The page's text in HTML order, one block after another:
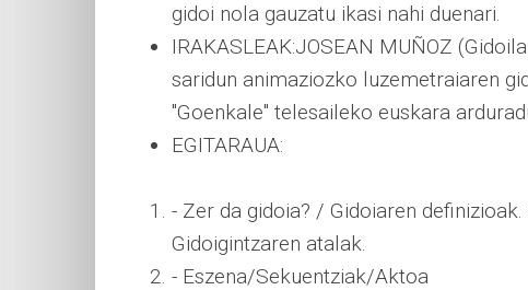
gidoi nola gauzatu ikasi nahi duenari.
IRAKASLEAK:JOSEAN MUÑOZ
saridun animaziozko luzemetraiaren
"Goenkale" telesaileko euskara
EGITARAUA:
- Zer da gidoia? / Gidoiaren
Gidoigintzaren atalak.
- Eszena/Sekuentziak/Aktoa